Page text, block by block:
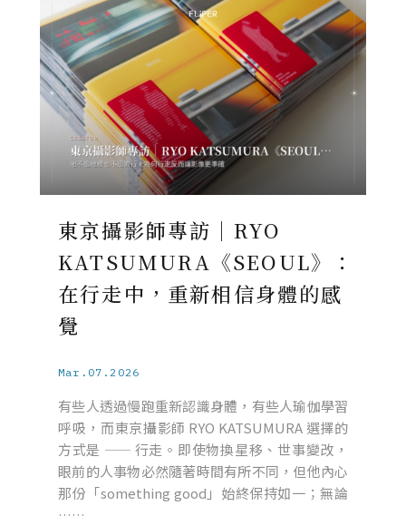
東京攝影師專訪｜RYO
KATSUMURA《SEOUL》：
在行走中，重新相信身體的感
覺
Mar.07.2026
有些人透過慢跑重新認識身體，有些人瑜伽學習
呼吸，而東京攝影師 RYO KATSUMURA 選擇的
方式是 —— 行走。即使物換星移、世事變改，
眼前的人事物必然隨著時間有所不同，但他內心
那份「something good」始終保持如一；無論
……